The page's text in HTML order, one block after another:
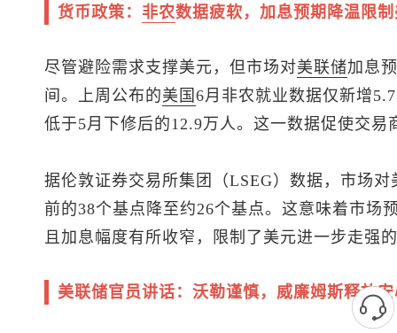
货币政策： 非农数据疲软，加息预期降温限
尽管避险需求支撑美元，但市场对美联储加息
间。上周公布的美国 6月非农就业数据仅新增
低于5月下修后的12.9万人。这一数据促使交
据伦敦证券交易所集团（LSEG）数据，市场
前的38个基点降至约26个基点。这意味着市场
且加息幅度有所收窄，限制了美元进一步走强
美联储官员讲话：沃勒谨慎，威廉姆斯释放